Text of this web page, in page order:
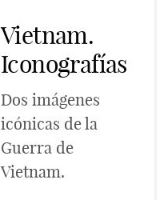
Vietnam.
Iconografías
Dos imágenes
icónicas de la
Guerra de
Vietnam.